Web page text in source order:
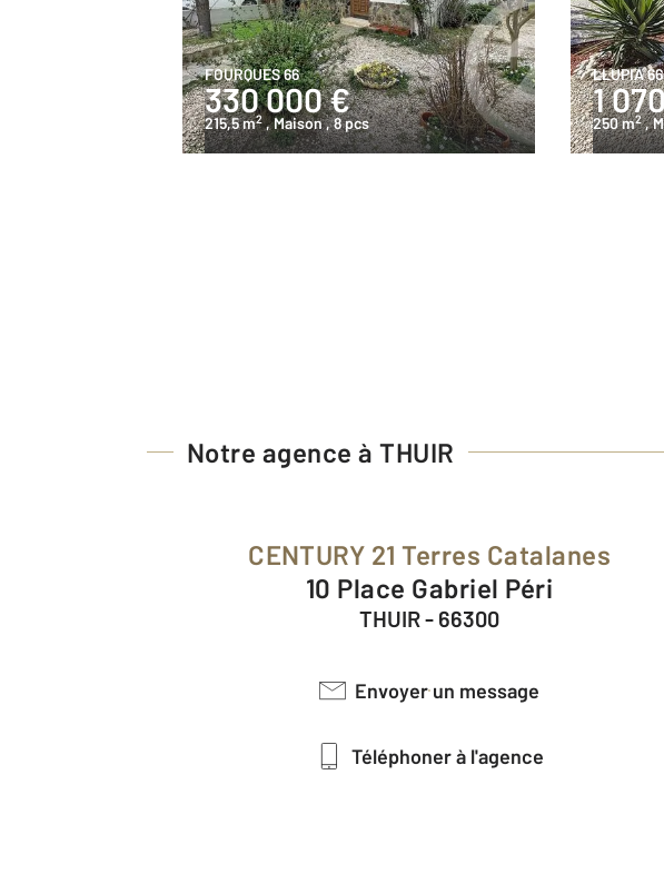
FOURQUES 66
330 000 €
215,5 m2 , Maison, 8 pcs
LLUPIA 66
1
250 m2 ,
Notre agence à THUIR
CENTURY 21 Terres Catalanes
10 Place Gabriel Péri
THUIR - 66300
Envoyer un message
Téléphoner à l'agence